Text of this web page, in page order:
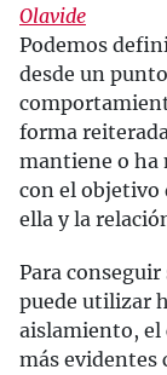
Olavide
Podemos
desde un
forma
mantiene o ha
con el objetivo
ella y la
Para
puede utilizar
aislamiento, el
más evidentes